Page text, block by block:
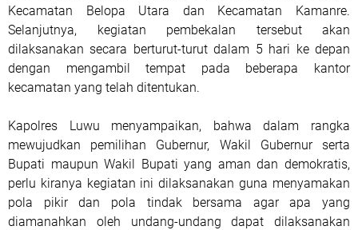
Kecamatan Belopa Utara dan Kecamatan Kamanre.
Selanjutnya, kegiatan pembekalan tersebut akan
dilaksanakan secara berturut-turut dalam 5 hari ke depan
dengan mengambil tempat pada beberapa kantor
kecamatan yang telah ditentukan.
Kapolres Luwu menyampaikan, bahwa dalam rangka
mewujudkan pemilihan Gubernur, Wakil Gubernur serta
Bupati maupun Wakil Bupati yang aman dan demokratis,
perlu kiranya kegiatan ini dilaksanakan guna menyamakan
pola pikir dan pola tindak bersama agar apa yang
diamanahkan oleh undang-undang dapat dilaksanakan